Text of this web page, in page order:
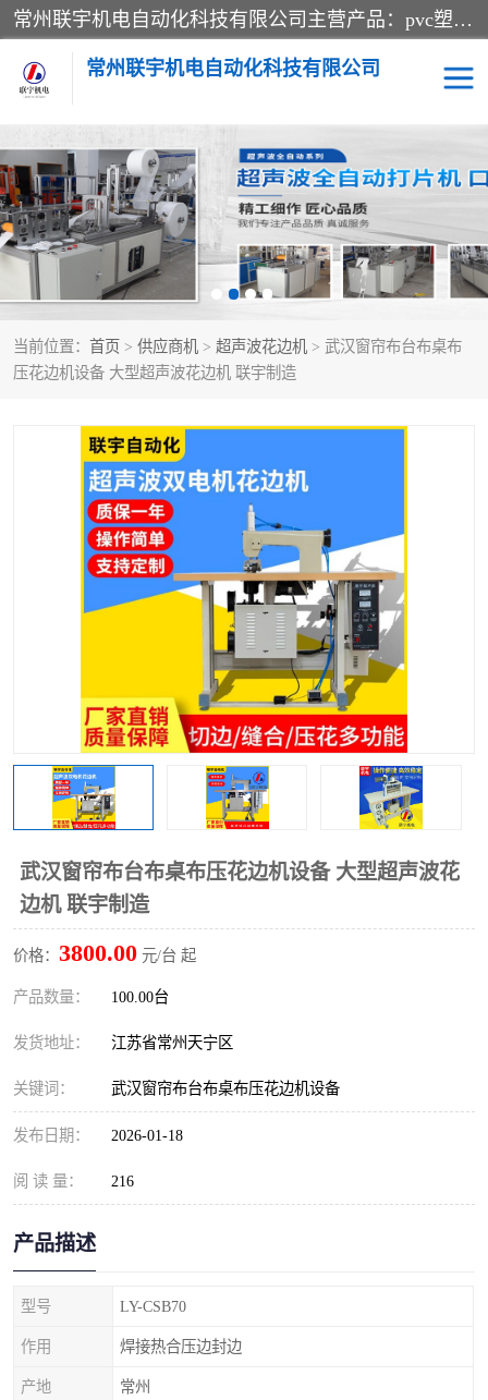
常州联宇机电自动化科技有限公司主营产品：pvc塑料焊机、高频热合机、软膜天花压边机、服装布料凹凸压花机、布料3d压印设备、服装植胶设备、超声波布料花边机、无纺布热合机、全自动压花机。
常州联宇机电自动化科技有限公司
当前位置： 首页 > 供应商机 > 超声波花边机 > 武汉窗帘布台布桌布
压花边机设备 大型超声波花边机 联宇制造
武汉窗帘布台布桌布压花边机设备 大型超声波花
边机 联宇制造
价格： 3800.00 元/台 起
产品数量： 100.00台
发货地址： 江苏省常州天宁区
关键词： 武汉窗帘布台布桌布压花边机设备
发布日期： 2026-01-18
阅 读 量： 216
产品描述
型号 LY-CSB70
作用 焊接热合压边封边
产地 常州
压花定型机以及压花模具 超声波热合机
高频热合机 超声波花边机
超声波复合压花机 凹凸压花机压标机
3040凹凸压花机 双头服装凹凸压花机
高频压花压标机
泡壳包装封口机
其他超声波系列